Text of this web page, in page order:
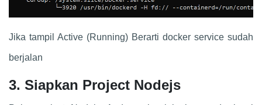
Jika tampil Active (Running) Berarti docker service sudah
berjalan
3. Siapkan Project Nodejs